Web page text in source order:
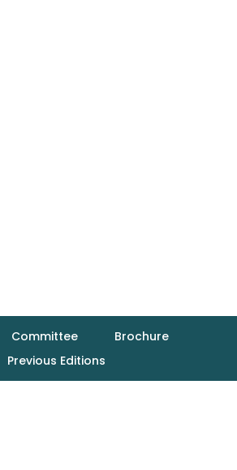
Committee
Brochure
Previous Editions